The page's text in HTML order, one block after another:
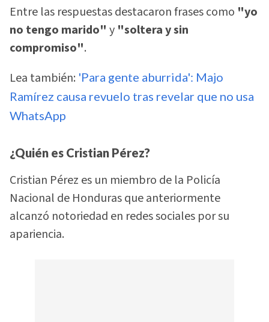
Entre las respuestas destacaron frases como "yo
no tengo marido" y "soltera y sin
compromiso".
Lea también: 'Para gente aburrida': Majo
Ramírez causa revuelo tras revelar que no usa
WhatsApp
¿Quién es Cristian Pérez?
Cristian Pérez es un miembro de la Policía
Nacional de Honduras que anteriormente
alcanzó notoriedad en redes sociales por su
apariencia.